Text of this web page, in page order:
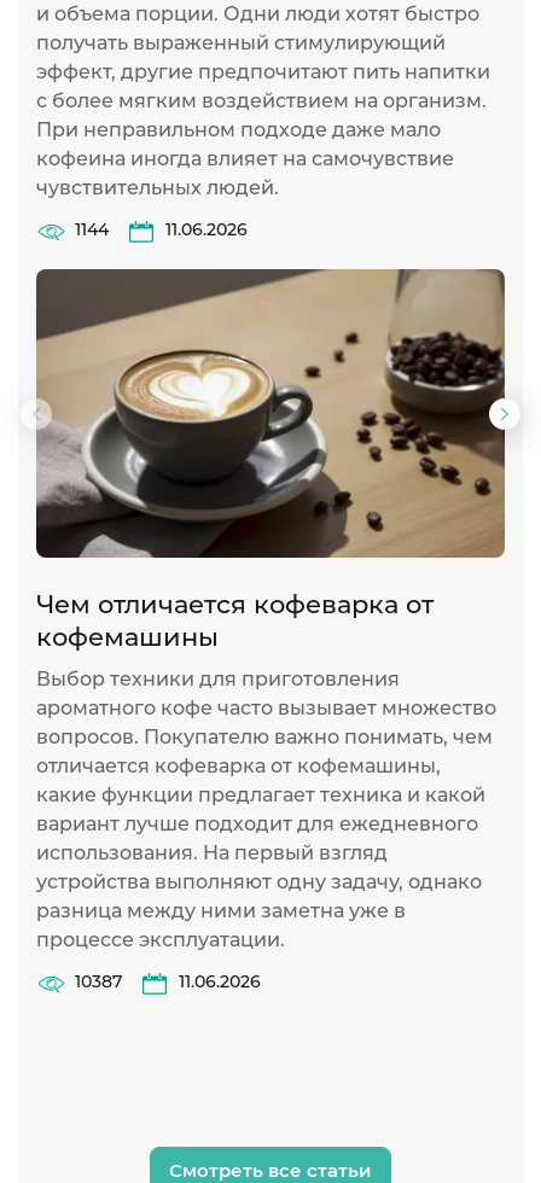
и объема порции. Одни люди хотят быстро
получать выраженный стимулирующий
эффект, другие предпочитают пить напитки
с более мягким воздействием на организм.
При неправильном подходе даже мало
кофеина иногда влияет на самочувствие
чувствительных людей.
1144 11.06.2026
Предыдущий
слайд
Чем отличается кофеварка от
кофемашины
Выбор техники для приготовления
ароматного кофе часто вызывает множество
вопросов. Покупателю важно понимать, чем
отличается кофеварка от кофемашины,
какие функции предлагает техника и какой
вариант лучше подходит для ежедневного
использования. На первый взгляд
устройства выполняют одну задачу, однако
разница между ними заметна уже в
процессе эксплуатации.
10387 11.06.2026
Смотреть все статьи